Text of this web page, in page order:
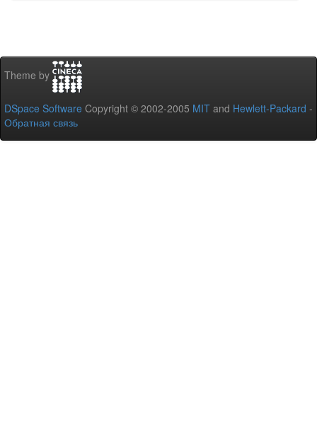
Theme by
DSpace Software Copyright © 2002-2005 MIT and Hewlett-Packard -
Обратная связь